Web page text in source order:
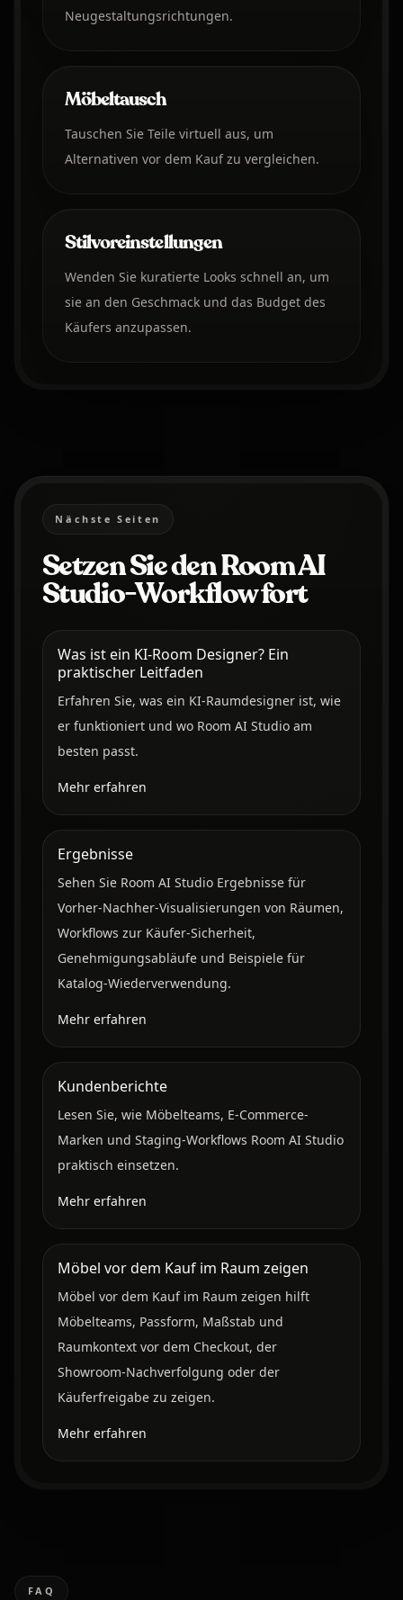
Neugestaltungsrichtungen.
Möbeltausch
Tauschen Sie Teile virtuell aus, um
Alternativen vor dem Kauf zu vergleichen.
Stilvoreinstellungen
Wenden Sie kuratierte Looks schnell an, um
sie an den Geschmack und das Budget des
Käufers anzupassen.
Nächste Seiten
Setzen Sie den Room AI
Studio-Workflow fort
Was ist ein KI-Room Designer? Ein
praktischer Leitfaden
Erfahren Sie, was ein KI-Raumdesigner ist, wie
er funktioniert und wo Room AI Studio am
besten passt.
Mehr erfahren
Ergebnisse
Sehen Sie Room AI Studio Ergebnisse für
Vorher-Nachher-Visualisierungen von Räumen,
Workflows zur Käufer-Sicherheit,
Genehmigungsabläufe und Beispiele für
Katalog-Wiederverwendung.
Mehr erfahren
Kundenberichte
Lesen Sie, wie Möbelteams, E-Commerce-
Marken und Staging-Workflows Room AI Studio
praktisch einsetzen.
Mehr erfahren
Möbel vor dem Kauf im Raum zeigen
Möbel vor dem Kauf im Raum zeigen hilft
Möbelteams, Passform, Maßstab und
Raumkontext vor dem Checkout, der
Showroom-Nachverfolgung oder der
Käuferfreigabe zu zeigen.
Mehr erfahren
FAQ